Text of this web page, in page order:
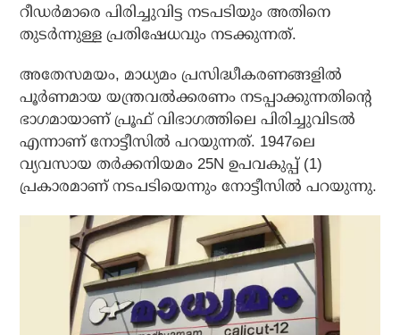
റീഡര്‍മാരെ പിരിച്ചുവിട്ട നടപടിയും അതിനെ
തുടര്‍ന്നുള്ള പ്രതിഷേധവും നടക്കുന്നത്.
അതേസമയം, മാധ്യമം പ്രസിദ്ധീകരണങ്ങളില്‍
പൂര്‍ണമായ യന്ത്രവല്‍ക്കരണം നടപ്പാക്കുന്നതിന്റെ
ഭാഗമായാണ് പ്രൂഫ് വിഭാഗത്തിലെ പിരിച്ചുവിടല്‍
എന്നാണ് നോട്ടീസില്‍ പറയുന്നത്. 1947ലെ
വ്യവസായ തര്‍ക്കനിയമം 25N ഉപവകുപ്പ് (1)
പ്രകാരമാണ് നടപടിയെന്നും നോട്ടീസില്‍ പറയുന്നു.